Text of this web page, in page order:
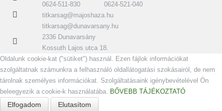
0624-511-830 0624-521-040
titkarsag@majoshaza.hu
titkarsag@dunavarsany.hu
2336 Dunavarsány
Kossuth Lajos utca 18.
Oldalunk cookie-kat ("sütiket") használ. Ezen fájlok információkat
szolgáltatnak számunkra a felhasználó oldallátogatási szokásairól, de nem
tárolnak személyes információkat. Szolgáltatásaink igénybevételével Ön
beleegyezik a cookie-k használatába. BŐVEBB TÁJÉKOZTATÓ
Elfogadom Elutasítom